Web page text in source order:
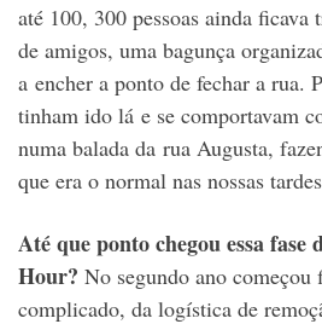
até 100, 300 pessoas ainda
de amigos, uma bagunça
a encher a ponto de fechar a rua.
tinham ido lá e se comportavam
numa balada da rua Augusta,
que era o normal nas nossas
Até que ponto chegou essa fase
Hour? No segundo ano começou
complicado, da logística de